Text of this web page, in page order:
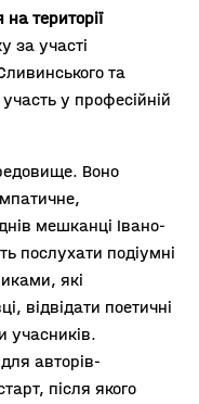
території
за участі
та
у професійній
Воно
мешканці Івано-
послухати подіумні
які
відвідати поетичні
учасників.
авторів-
після якого